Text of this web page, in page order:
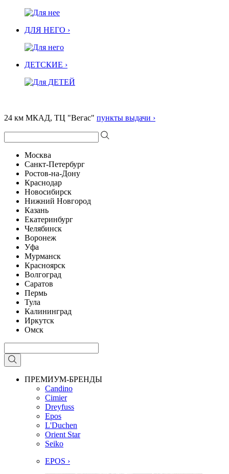
ДЛЯ НЕГО ›
ДЕТСКИЕ ›
24 км МКАД, ТЦ "Вегас" пункты выдачи ›
Москва
Санкт-Петербург
Ростов-на-Дону
Краснодар
Новосибирск
Нижний Новгород
Казань
Екатеринбург
Челябинск
Воронеж
Уфа
Мурманск
Красноярск
Волгоград
Саратов
Пермь
Тула
Калининград
Иркутск
Омск
ПРЕМИУМ-БРЕНДЫ
Candino
Cimier
Dreyfuss
Epos
L'Duchen
Orient Star
Seiko
EPOS ›